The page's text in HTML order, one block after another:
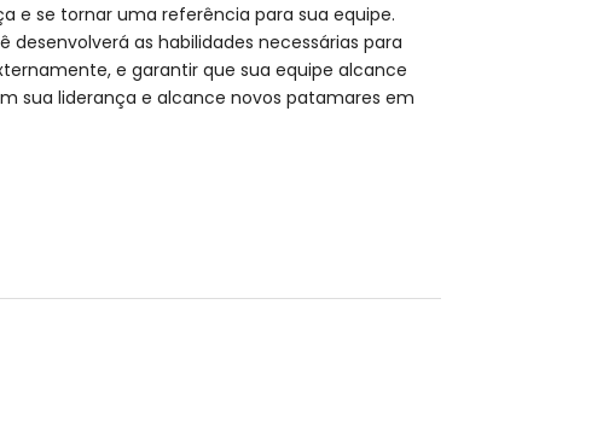
e se tornar uma referência para sua equipe.
as habilidades necessárias para
e garantir que sua equipe alcance
sua liderança e alcance novos patamares em